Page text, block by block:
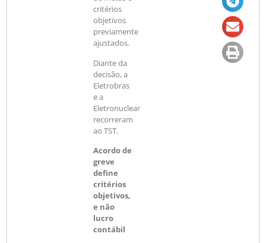
critérios
objetivos
previamente
ajustados.
Diante da
decisão, a
Eletrobras
e a
Eletronuclear
recorreram
ao TST.
Acordo de
greve
define
critérios
objetivos,
e não
lucro
contábil